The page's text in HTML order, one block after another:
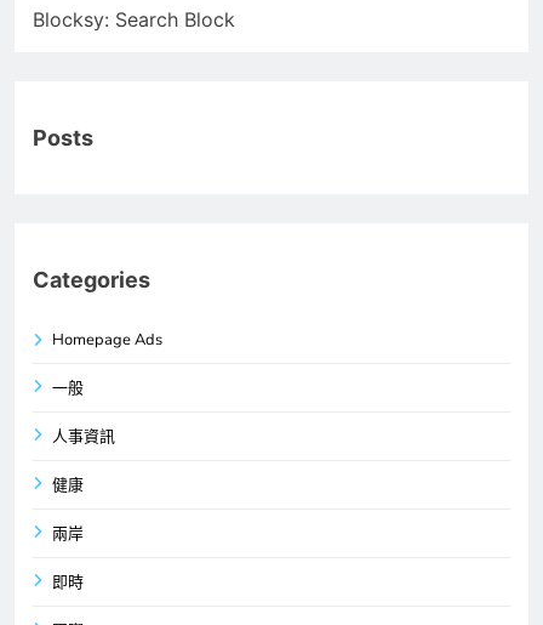
Blocksy: Search Block
Posts
Categories
Homepage Ads
一般
人事資訊
健康
兩岸
即時